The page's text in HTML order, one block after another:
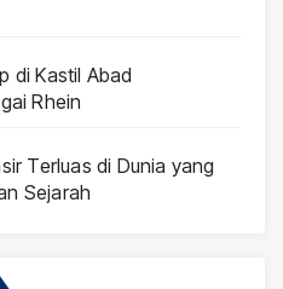
di Kastil Abad
Rhein
Terluas di Dunia yang
Sejarah